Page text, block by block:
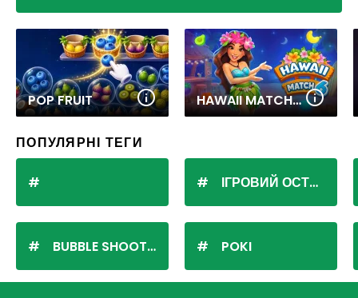
POP FRUIT HAWAII MATCH 6
ПОПУЛЯРНІ ТЕГИ
BUBBLE SHOOTER
ІГРОВИЙ ОСТРІВ
POKI